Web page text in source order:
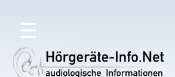
☰